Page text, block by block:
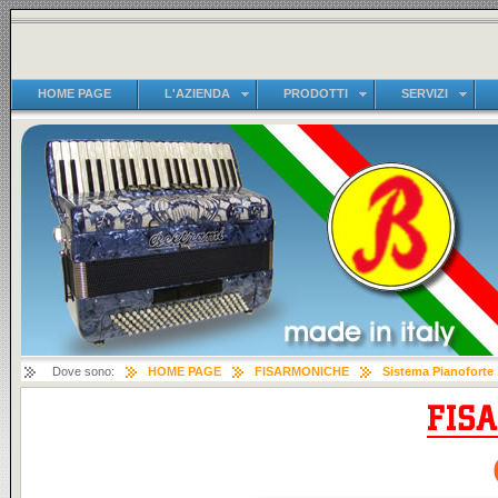
HOME PAGE L'AZIENDA PRODOTTI SERVIZI
Dove sono: HOME PAGE FISARMONICHE Sistema Pianoforte